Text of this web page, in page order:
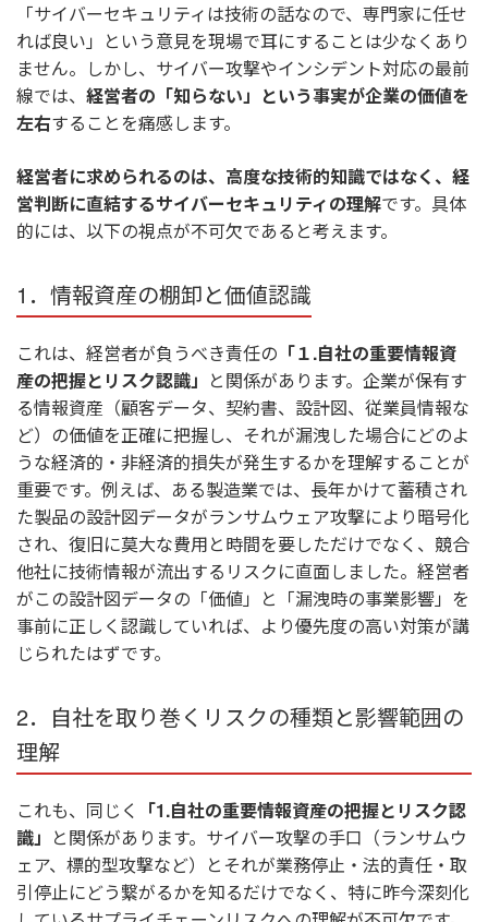
「サイバーセキュリティは技術の話なので、専門家に任せ
れば良い」という意見を現場で耳にすることは少なくあり
ません。しかし、サイバー攻撃やインシデント対応の最前
線では、 経営者の「知らない」という事実が企業の価値を
左右することを痛感します。
経営者に求められるのは、高度な技術的知識ではなく、経
営判断に直結するサイバーセキュリティの理解です。具体
的には、以下の視点が不可欠であると考えます。
1．情報資産の棚卸と価値認識
これは、経営者が負うべき責任の 「１.自社の重要情報資
産の把握とリスク認識」 と関係があります。企業が保有す
る情報資産（顧客データ、契約書、設計図、従業員情報な
ど）の価値を正確に把握し、それが漏洩した場合にどのよ
うな経済的・非経済的損失が発生するかを理解することが
重要です。例えば、ある製造業では、長年かけて蓄積され
た製品の設計図データがランサムウェア攻撃により暗号化
され、復旧に莫大な費用と時間を要しただけでなく、競合
他社に技術情報が流出するリスクに直面しました。経営者
がこの設計図データの「価値」と「漏洩時の事業影響」を
事前に正しく認識していれば、より優先度の高い対策が講
じられたはずです。
2．自社を取り巻くリスクの種類と影響範囲の
理解
これも、同じく
「1.自社の重要情報資産の把握とリスク認
識」 と関係があります。サイバー攻撃の手口（ランサムウ
ェア、標的型攻撃など）とそれが業務停止・法的責任・取
引停止にどう繋がるかを知るだけでなく、特に昨今深刻化